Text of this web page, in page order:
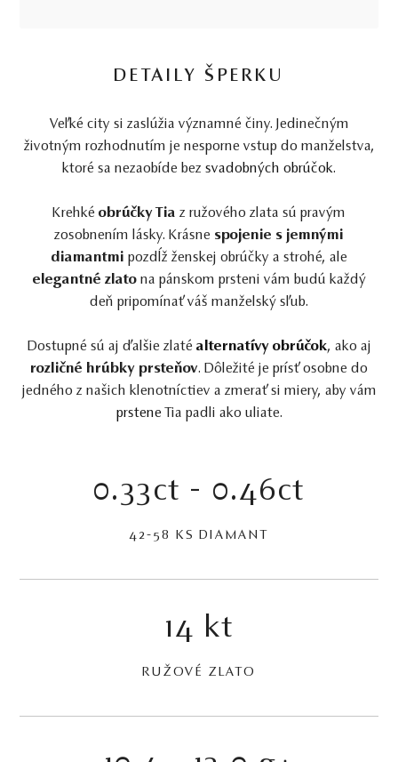
DETAILY ŠPERKU
Veľké city si zaslúžia významné činy. Jedinečným
životným rozhodnutím je nesporne vstup do manželstva,
ktoré sa nezaobíde bez svadobných obrúčok.
Krehké obrúčky Tia z ružového zlata sú pravým
zosobnením lásky. Krásne spojenie s jemnými
diamantmi pozdĺž ženskej obrúčky a strohé, ale
elegantné zlatona pánskom prsteni vám budú každý
deň pripomínať váš manželský sľub.
Dostupné sú aj ďalšie zlaté alternatívy obrúčok, ako aj
rozličné hrúbky prsteňov. Dôležité je prísť osobne do
jedného z našich klenotníctiev a zmerať si miery, aby vám
prstene Tia padli ako uliate.
0.33ct - 0.46ct
42-58 KS DIAMANT
14 kt
RUŽOVÉ ZLATO